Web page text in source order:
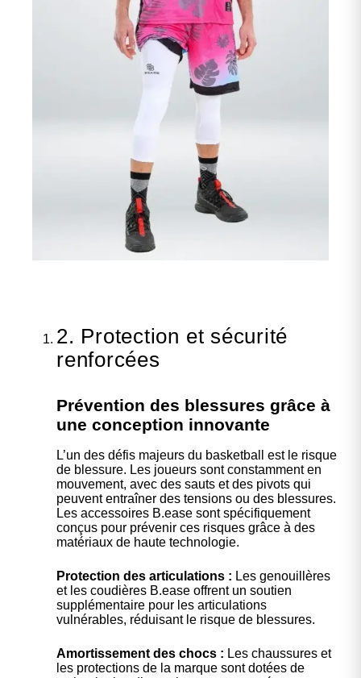
2. Protection et sécurité
renforcées
Prévention des blessures grâce à
une conception innovante
L’un des défis majeurs du basketball est le risque
de blessure. Les joueurs sont constamment en
mouvement, avec des sauts et des pivots qui
peuvent entraîner des tensions ou des blessures.
Les accessoires B.ease sont spécifiquement
conçus pour prévenir ces risques grâce à des
matériaux de haute technologie.
Protection des articulations : Les genouillères
et les coudières B.ease offrent un soutien
supplémentaire pour les articulations
vulnérables, réduisant le risque de blessures.
Amortissement des chocs : Les chaussures et
les protections de la marque sont dotées de